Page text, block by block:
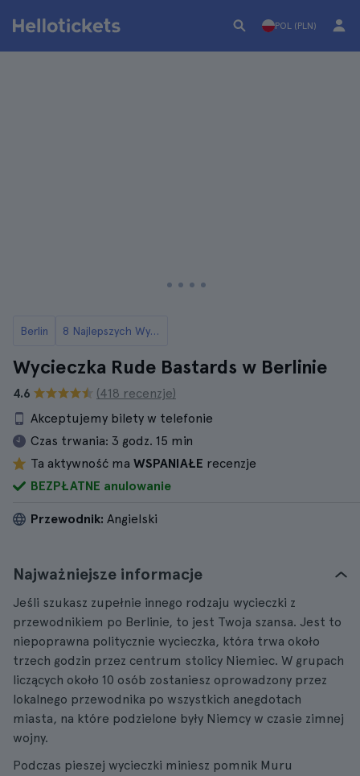
POL (PLN)
Berlin 8 Najlepszych Wycieczek Historycznych w Berlinie
Wycieczka Rude Bastards w Berlinie
4.6
(418 recenzje)
Akceptujemy bilety w telefonie
Czas trwania: 3 godz. 15 min
Ta aktywność ma WSPANIAŁE recenzje
BEZPŁATNE anulowanie
Przewodnik: Angielski
Najważniejsze informacje
Jeśli szukasz zupełnie innego rodzaju wycieczki z
przewodnikiem po Berlinie, to jest Twoja szansa. Jest to
niepoprawna politycznie wycieczka, która trwa około
trzech godzin przez centrum stolicy Niemiec. W grupach
liczących około 10 osób zostaniesz oprowadzony przez
lokalnego przewodnika po wszystkich anegdotach
miasta, na które podzielone były Niemcy w czasie zimnej
wojny.
Podczas pieszej wycieczki miniesz pomnik Muru